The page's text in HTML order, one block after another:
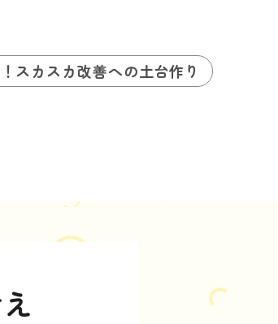
スカスカ改善への土台作り